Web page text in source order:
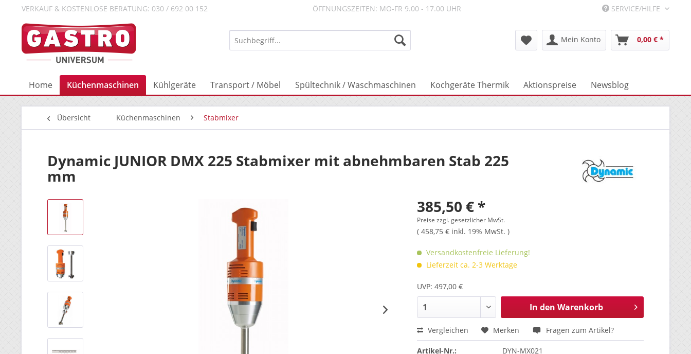
VERKAUF & KOSTENLOSE BERATUNG: 030 / 692 00 152 ÖFFNUNGSZEITEN: MO-FR 9.00 - 17.00 UHR SERVICE/HILFE
Mein Konto 0,00 € *
Home Küchenmaschinen Kühlgeräte Transport / Möbel Spültechnik / Waschmaschinen Kochgeräte Thermik Aktionspreise Newsblog
Übersicht Küchenmaschinen Stabmixer
Dynamic JUNIOR DMX 225 Stabmixer mit abnehmbaren Stab 225
mm
385,50 € *
Preise zzgl. gesetzlicher MwSt.
( 458,75 € inkl. 19% MwSt. )
Versandkostenfreie Lieferung!
Lieferzeit ca. 2-3 Werktage
UVP: 497,00 €
In den Warenkorb
Vergleichen Merken Fragen zum Artikel?
Artikel-Nr.:
DYN-MX021